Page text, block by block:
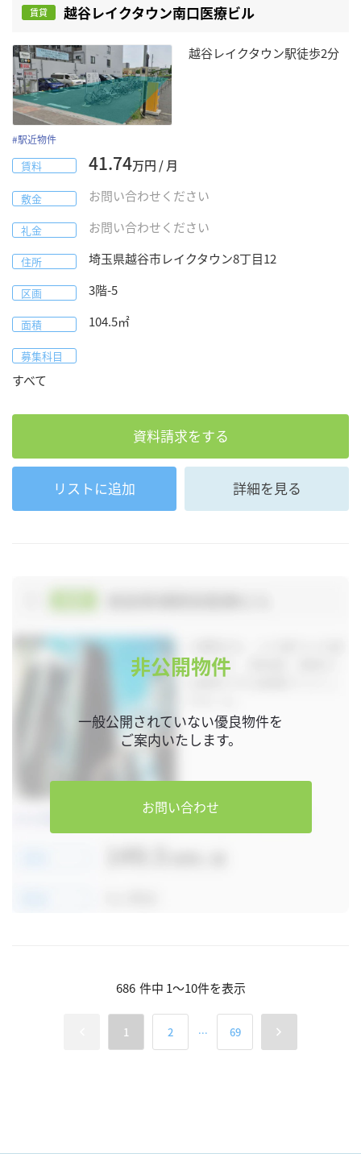
賃貸 越谷レイクタウン南口医療ビル
越谷レイクタウン駅徒歩2分
#駅近物件
賃料 41.74万円 / 月
敷金 お問い合わせください
礼金 お問い合わせください
住所 埼玉県越谷市レイクタウン8丁目12
区画 3階-5
面積 104.5㎡
募集科目
すべて
資料請求をする
リストに追加 詳細を見る
非公開物件
一般公開されていない優良物件を
ご案内いたします。
お問い合わせ
686 件中 1～10件を表示
1 2 ... 69